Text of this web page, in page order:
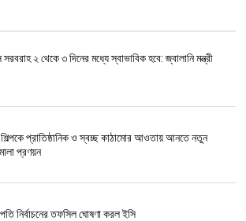
সরবরাহ ২ থেকে ৩ দিনের মধ্যে স্বাভাবিক হবে: জ্বালানি মন্ত্রী
শিল্পকে প্রাতিষ্ঠানিক ও স্বচ্ছ কাঠামোর আওতায় আনতে নতুন
প্রণয়ন
নির্বাচনের তফসিল ঘোষণা করল ইসি